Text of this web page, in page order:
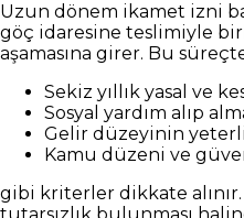
Uzun dönem ikamet izni
göç idaresine teslimiyle
aşamasına girer. Bu
Sekiz yıllık yasal ve
Sosyal yardım alıp
Gelir düzeyinin
Kamu düzeni ve
gibi kriterler dikkate